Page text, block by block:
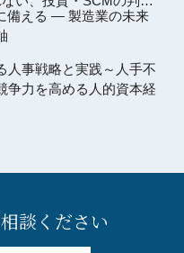
備える ― 製造業の未来
人事戦略と実践～人手不
争力を高める人的資本経
談ください